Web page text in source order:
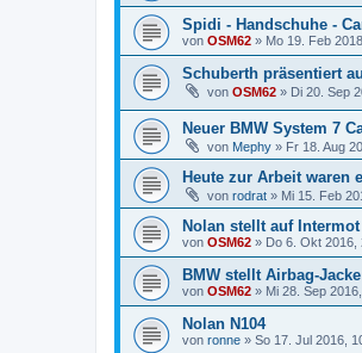
Spidi - Handschuhe -
von OSM62 » Mo 19. Feb
Schuberth präsentiert
von OSM62 » Di 20. Sep
Neuer BMW System 7
von Mephy » Fr 18. Aug
Heute zur Arbeit waren
von rodrat » Mi 15. Feb
Nolan stellt auf
von OSM62 » Do 6. Okt 2016,
BMW stellt Airbag-
von OSM62 » Mi 28. Sep
Nolan N104
von ronne » So 17. Jul 2016,